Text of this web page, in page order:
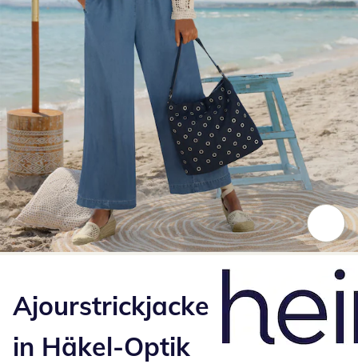
Ajourstrickjacke
in Häkel-Optik